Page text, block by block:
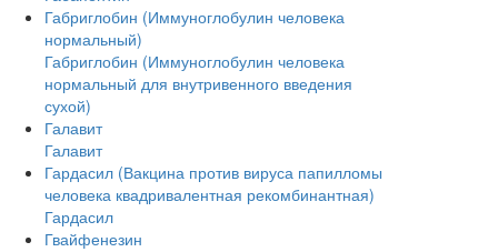
Габриглобин (Иммуноглобулин человека
нормальный)
Габриглобин (Иммуноглобулин человека
нормальный для внутривенного введения
сухой)
Галавит
Галавит
Гардасил (Вакцина против вируса папилломы
человека квадривалентная рекомбинантная)
Гардасил
Гвайфенезин